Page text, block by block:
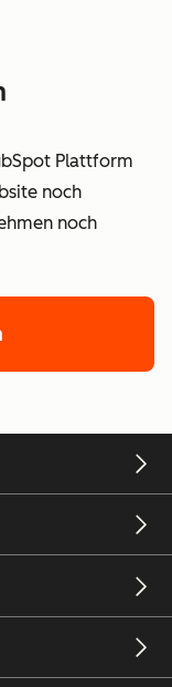
Plattform
noch
noch